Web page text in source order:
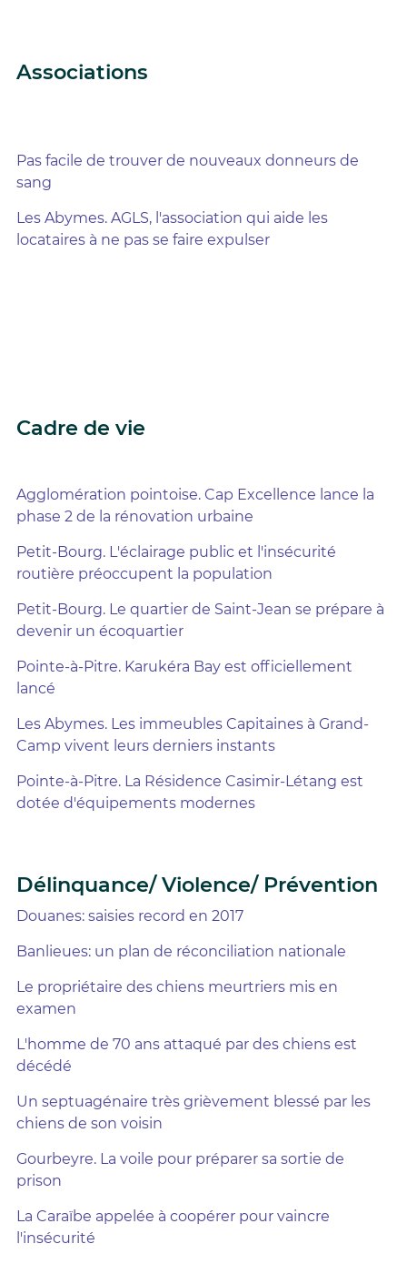
Associations
Pas facile de trouver de nouveaux donneurs de
sang
Les Abymes. AGLS, l'association qui aide les
locataires à ne pas se faire expulser
Cadre de vie
Agglomération pointoise. Cap Excellence lance la
phase 2 de la rénovation urbaine
Petit-Bourg. L'éclairage public et l'insécurité
routière préoccupent la population
Petit-Bourg. Le quartier de Saint-Jean se prépare à
devenir un écoquartier
Pointe-à-Pitre. Karukéra Bay est officiellement
lancé
Les Abymes. Les immeubles Capitaines à Grand-
Camp vivent leurs derniers instants
Pointe-à-Pitre. La Résidence Casimir-Létang est
dotée d'équipements modernes
Délinquance/ Violence/ Prévention
Douanes: saisies record en 2017
Banlieues: un plan de réconciliation nationale
Le propriétaire des chiens meurtriers mis en
examen
L'homme de 70 ans attaqué par des chiens est
décédé
Un septuagénaire très grièvement blessé par les
chiens de son voisin
Gourbeyre. La voile pour préparer sa sortie de
prison
La Caraïbe appelée à coopérer pour vaincre
l'insécurité